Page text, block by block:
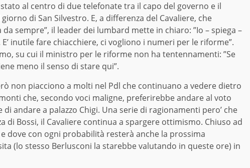
al centro di due telefonate tra il capo del governo e il
di San Silvestro. E, a differenza del Cavaliere, che
sempre”, il leader dei lumbard mette in chiaro: ”Io – spiega –
inutile fare chiacchiere, ci vogliono i numeri per le riforme”.
su cui il ministro per le riforme non ha tentennamenti: ”Se
meno il senso di stare qui”.
non piacciono a molti nel Pdl che continuano a vedere dietro
che, secondo voci maligne, preferirebbe andare al voto
andare a palazzo Chigi. Una serie di ragionamenti pero’ che
Bossi, il Cavaliere continua a spargere ottimismo. Chiuso ad
dove con ogni probabilità resterà anche la prossima
(lo stesso Berlusconi la starebbe valutando in queste ore) in